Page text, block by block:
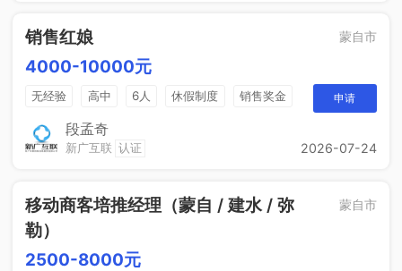
销售红娘 蒙自市
4000-10000元
无经验 高中 6人 休假制度
销售奖金
五险一金
申请
段孟奇
新广互联 认证 2026-07-24
移动商客培推经理（蒙自 / 建水 / 弥
勒）
蒙自市
2500-8000元